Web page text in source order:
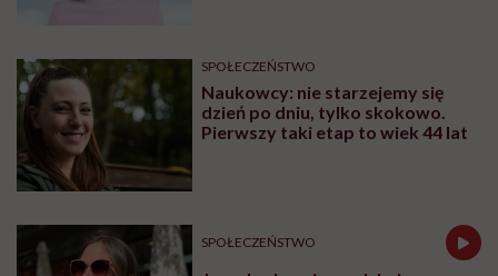
SPOŁECZEŃSTWO
Naukowcy: nie starzejemy się
dzień po dniu, tylko skokowo.
Pierwszy taki etap to wiek 44 lat
SPOŁECZEŃSTWO